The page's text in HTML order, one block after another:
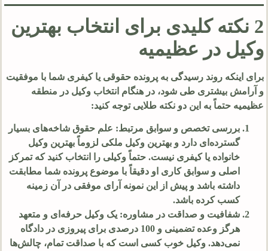
2 نکته کلیدی برای انتخاب بهترین
وکیل در عظیمیه
برای اینکه روند رسیدگی به پرونده حقوقی یا کیفری شما با موفقیت
و آرامش بیشتری طی شود، در هنگام انتخاب وکیل در منطقه
عظیمیه حتماً به این دو نکته طلایی توجه کنید:
بررسی تخصص و سوابق مرتبط: علم حقوق شاخه‌های بسیار
گسترده‌ای دارد و بهترین وکیل ملکی لزوماً بهترین وکیل
خانواده یا کیفری نیست. حتماً وکیلی را انتخاب کنید که تمرکز
اصلی و سوابق کاری او دقیقاً با موضوع پرونده شما مطابقت
داشته باشد و پیش از این نمونه آرای موفقی در آن زمینه
کسب کرده باشد.
شفافیت و صداقت در مشاوره: یک وکیل حرفه‌ای و متعهد
هرگز وعده تضمینی و 100 درصدی برای پیروزی در دادگاه
نمی‌دهد. وکیل خوب کسی است که با صداقت تمام، چالش‌ها